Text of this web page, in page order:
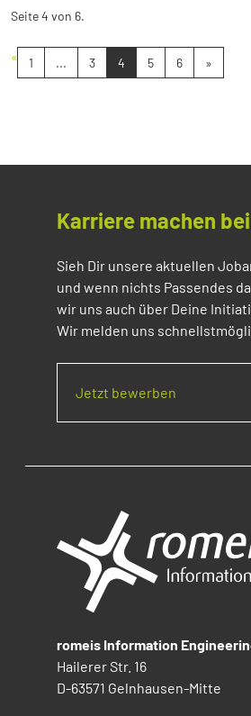
Seite 4 von 6.
« 1 ... 3 4 5 6 »
Karriere machen
Sieh Dir unsere aktuellen
und wenn nichts Passendes
wir uns auch über Deine
Wir melden uns
Jetzt bewerben
romeis Information
Hailerer Str. 16
D-63571 Gelnhausen-Mitte